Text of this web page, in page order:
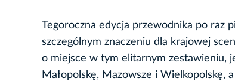
Tegoroczna edycja przewodnika po raz
szczególnym znaczeniu dla krajowej
o miejsce w tym elitarnym zestawieniu,
Małopolskę, Mazowsze i Wielkopolskę,